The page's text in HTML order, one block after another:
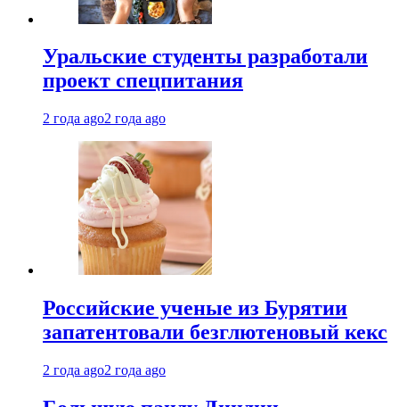
Уральские студенты разработали
проект спецпитания
2 года ago2 года ago
Российские ученые из Бурятии
запатентовали безглютеновый кекс
2 года ago2 года ago